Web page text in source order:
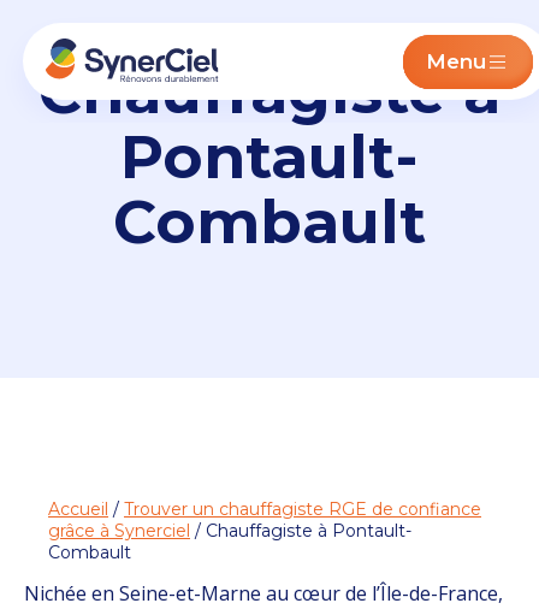
Menu
Chauffagiste à
Pontault-
Combault
Accueil / Trouver un chauffagiste RGE de confiance
grâce à Synerciel / Chauffagiste à Pontault-
Combault
Nichée en Seine-et-Marne au cœur de l’Île-de-France,